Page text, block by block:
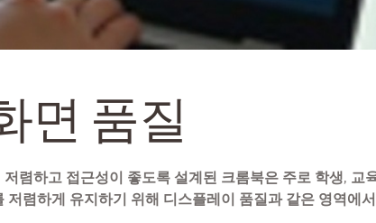
면 품질
렴하고 접근성이 좋도록 설계된 크롬북은 주로 학생, 교
렴하게 유지하기 위해 디스플레이 품질과 같은 영역에